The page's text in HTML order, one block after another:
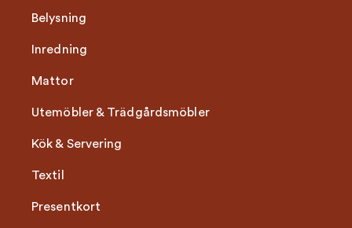
Belysning
Inredning
Mattor
Utemöbler & Trädgårdsmöbler
Kök & Servering
Textil
Presentkort